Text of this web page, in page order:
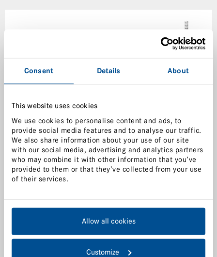
Consent Details About
This website uses cookies
We use cookies to personalise content and ads, to
provide social media features and to analyse our traffic.
We also share information about your use of our site
with our social media, advertising and analytics partners
who may combine it with other information that you’ve
provided to them or that they’ve collected from your use
of their services.
Allow all cookies
Customize